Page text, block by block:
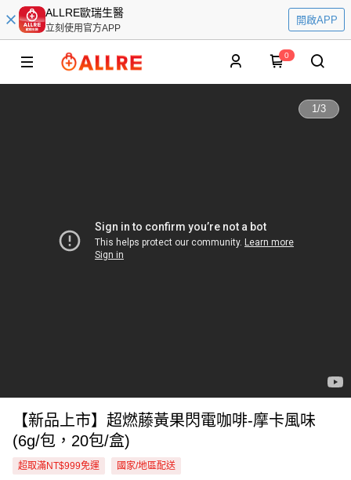
ALLRE歐瑞生醫
立刻使用官方APP
開啟APP
0
1/3
【新品上市】超燃藤黃果閃電咖啡-摩卡風味
(6g/包，20包/盒)
超取滿NT$999免運 國家/地區配送